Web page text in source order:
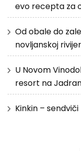
evo recepta za
Od obale do
novljanskoj
U Novom
resort na
Kinkin –